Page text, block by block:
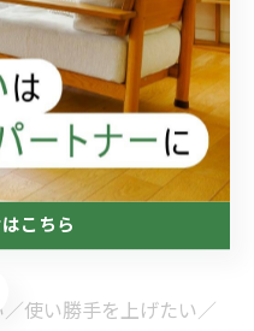
を最初に共有しておくの
の相談で伝える
、次の観点を伝えると
使い勝手を上げたい／
こちら
こちら